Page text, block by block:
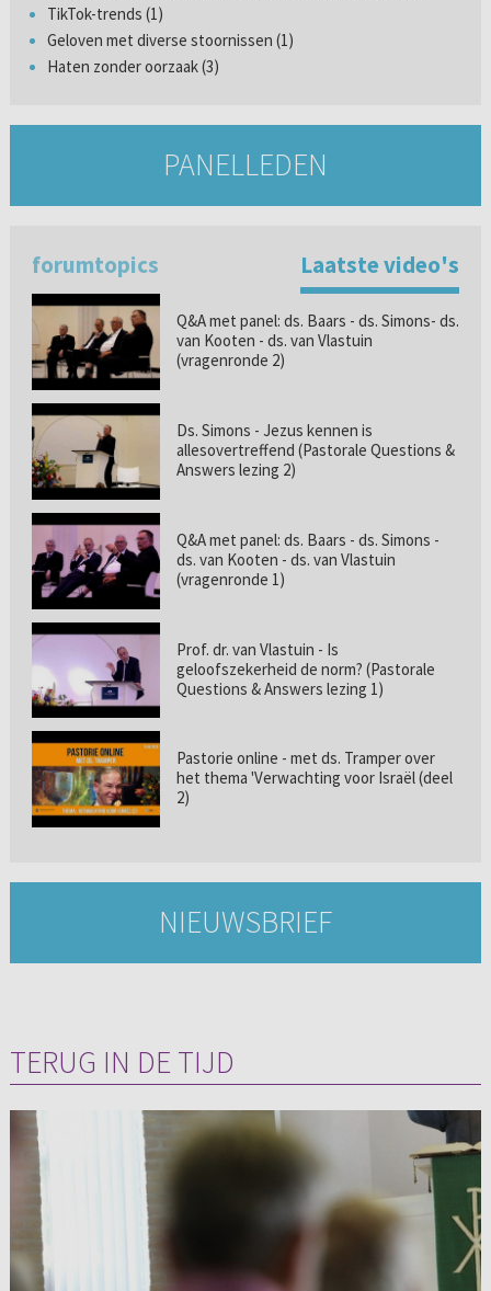
TikTok-trends (1)
Geloven met diverse stoornissen (1)
Haten zonder oorzaak (3)
PANELLEDEN
forumtopics Laatste video's
Q&A met panel: ds. Baars - ds. Simons- ds.
van Kooten - ds. van Vlastuin
(vragenronde 2)
Ds. Simons - Jezus kennen is
allesovertreffend (Pastorale Questions &
Answers lezing 2)
Q&A met panel: ds. Baars - ds. Simons -
ds. van Kooten - ds. van Vlastuin
(vragenronde 1)
Prof. dr. van Vlastuin - Is
geloofszekerheid de norm? (Pastorale
Questions & Answers lezing 1)
Pastorie online - met ds. Tramper over
het thema 'Verwachting voor Israël (deel
2)
NIEUWSBRIEF
TERUG IN DE TIJD